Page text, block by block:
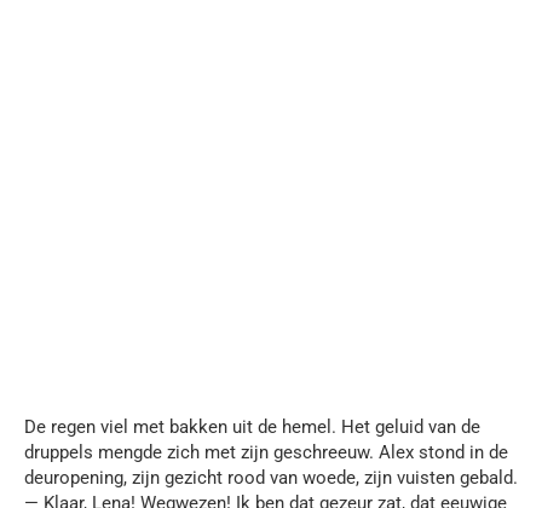
De regen viel met bakken uit de hemel. Het geluid van de
druppels mengde zich met zijn geschreeuw. Alex stond in de
deuropening, zijn gezicht rood van woede, zijn vuisten gebald.
— Klaar, Lena! Wegwezen! Ik ben dat gezeur zat, dat eeuwige